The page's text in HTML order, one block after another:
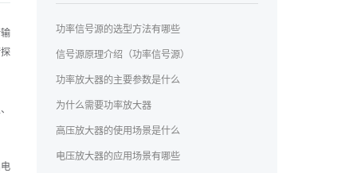
功率信号源的选型方法有哪些
信号源原理介绍（功率信号源）
功率放大器的主要参数是什么
为什么需要功率放大器
高压放大器的使用场景是什么
电压放大器的应用场景有哪些